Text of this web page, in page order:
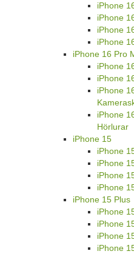
iPhone
iPhone
iPhone
iPhone
iPhone 16 Pro
iPhone
iPhone
iPhone
iPhone
Hörlurar
iPhone 15
iPhone
iPhone
iPhone
iPhone
iPhone 15 Plus
iPhone
iPhone
iPhone
iPhone